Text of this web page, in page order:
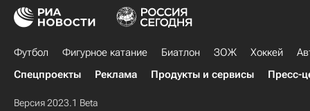
Футбол Фигурное катание Биатлон ЗОЖ Хоккей
Спецпроекты
Реклама Продукты и сервисы Пресс-
Версия 2023.1 Beta